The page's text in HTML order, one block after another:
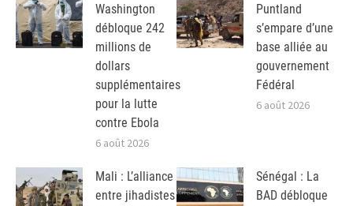
Washington
débloque 242
millions de
dollars
supplémentaires
pour la lutte
contre Ebola
6 août 2026
Puntland
s’empare d’une
base alliée au
gouvernement
Fédéral
6 août 2026
Mali : L’alliance
entre jihadistes
Sénégal : La
BAD débloque